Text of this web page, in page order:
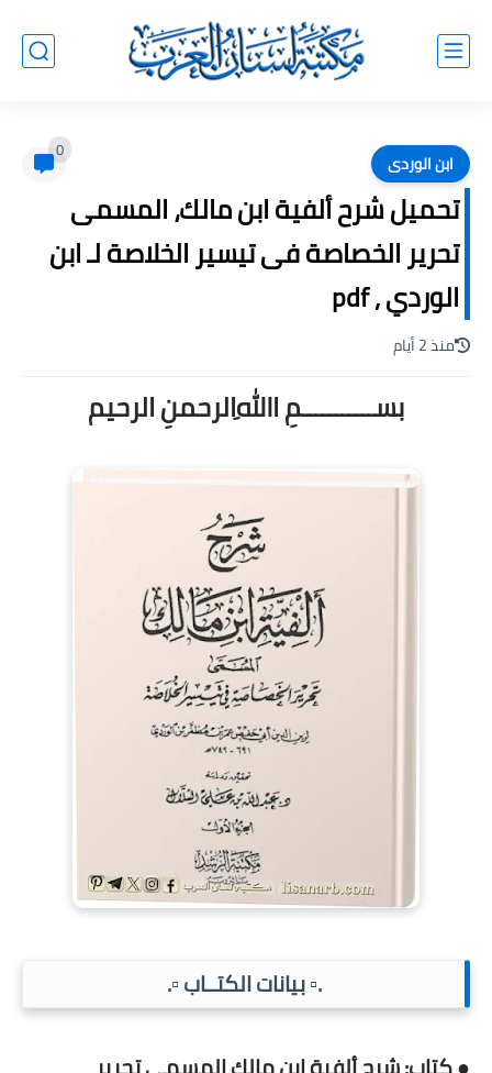
ابن الوردى 0
تحميل شرح ألفية ابن مالك، المسمى
تحرير الخصاصة فى تيسير الخلاصة لـ ابن
الوردي , pdf
منذ 2 أيام
بســـــــــــمِ اﷲِالرحمنِ الرحيم
.▫️ بيانات الكتــاب ▫️.